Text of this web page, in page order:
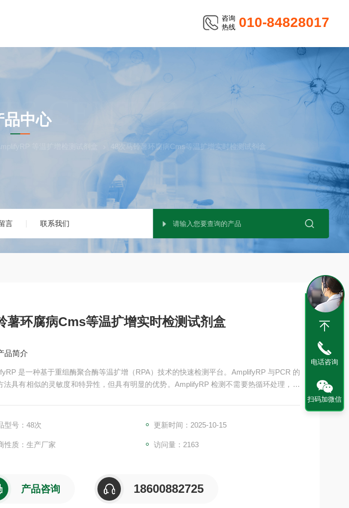
咨询
热线 010-84828017
言 联系我们
CENTER
品中心
等温扩增检测试剂盒 48次马铃薯环腐病Cms等温扩增实时检测试剂盒
薯环腐病Cms等温扩增实时检测试剂盒
品简介
是一种基于重组酶聚合酶等温扩增（RPA）技术的快速检测平台。AmplifyRP 与PCR 的
法具有相似的灵敏度和特异性，但具有明显的优势。AmplifyRP 检测不需要热循环处理，整
。
型号：48次 更新时间：2025-10-15
性质：生产厂家 访问量：2163
产品咨询 18600882725
电话咨询
扫码加微信